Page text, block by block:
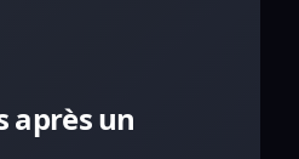
après un